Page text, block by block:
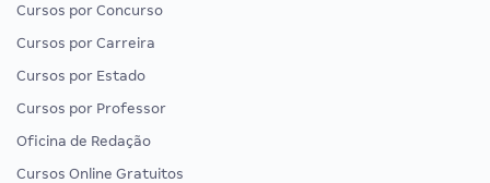
Cursos por Concurso
Cursos por Carreira
Cursos por Estado
Cursos por Professor
Oficina de Redação
Cursos Online Gratuitos